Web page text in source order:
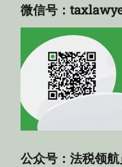
微信号：
公众号：法税领航